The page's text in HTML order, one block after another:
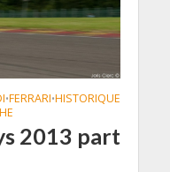
•FERRARI•HISTORIQUE
2013 part